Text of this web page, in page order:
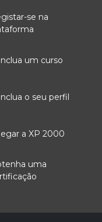
se na
um curso
o seu perfil
a XP 2000
uma